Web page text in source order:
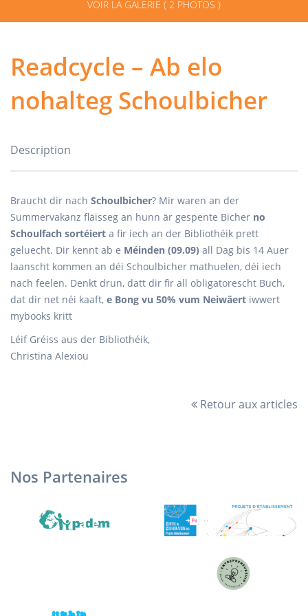
VOIR LA GALERIE ( 2 PHOTOS )
Readcycle – Ab elo
nohalteg Schoulbicher
Description
Braucht dir nach Schoulbicher? Mir waren an der
Summervakanz fläisseg an hunn är gespente Bicher no
Schoulfach sortéiert a fir iech an der Bibliothéik prett
geluecht. Dir kennt ab e Méinden (09.09) all Dag bis 14 Auer
laanscht kommen an déi Schoulbicher mathuelen, déi iech
nach feelen. Denkt drun, datt dir fir all obligatorescht Buch,
dat dir net néi kaaft, e Bong vu 50% vum Neiwäert iwwert
mybooks kritt
Léif Gréiss aus der Bibliothéik,
Christina Alexiou
Retour aux articles
Nos Partenaires